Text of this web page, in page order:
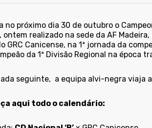
no próximo dia 30 de outubro o
ontem realizado na sede da AF
GRC Canicense, na 1ª jornada da
da 1ª Divisão Regional na época
seguinte, a equipa alvi-negra viaja
aqui todo o calendário: